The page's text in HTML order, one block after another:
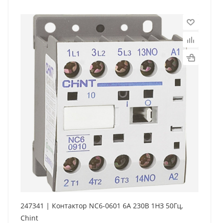
247341 | Контактор NC6-0601 6А 230В 1НЗ 50Гц,
Chint